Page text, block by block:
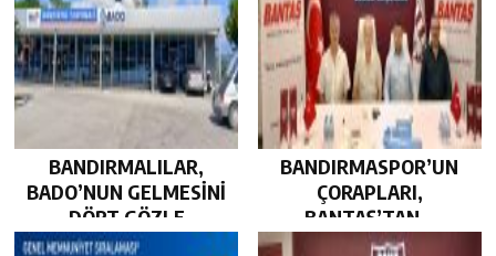
BANDIRMALILAR,
BADO’NUN GELMESİNİ
DÖRT GÖZLE
BEKLİYOR…
BANDIRMASPOR’UN
ÇORAPLARI,
BANTAŞ’TAN…